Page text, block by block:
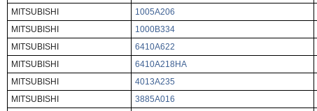
MITSUBISHI
1005A206
MITSUBISHI
1000B334
MITSUBISHI
6410A622
MITSUBISHI
6410A218HA
MITSUBISHI
4013A235
MITSUBISHI
3885A016